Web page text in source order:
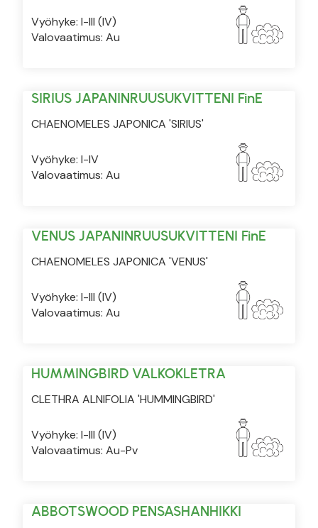
Vyöhyke: I-III (IV)
Valovaatimus: Au
SIRIUS JAPANINRUUSUKVITTENI FinE
CHAENOMELES JAPONICA 'SIRIUS'
Vyöhyke: I-IV
Valovaatimus: Au
VENUS JAPANINRUUSUKVITTENI FinE
CHAENOMELES JAPONICA 'VENUS'
Vyöhyke: I-III (IV)
Valovaatimus: Au
HUMMINGBIRD VALKOKLETRA
CLETHRA ALNIFOLIA 'HUMMINGBIRD'
Vyöhyke: I-III (IV)
Valovaatimus: Au-Pv
ABBOTSWOOD PENSASHANHIKKI